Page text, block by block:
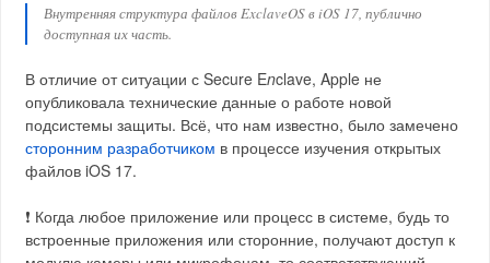
Внутренняя структура файлов ExclaveOS в iOS 17, публично
доступная их часть.
В отличие от ситуации с Secure Enclave, Apple не
опубликовала технические данные о работе новой
подсистемы защиты. Всё, что нам известно, было замечено
сторонним разработчиком в процессе изучения открытых
файлов iOS 17.
❗️ Когда любое приложение или процесс в системе, будь то
встроенные приложения или сторонние, получают доступ к